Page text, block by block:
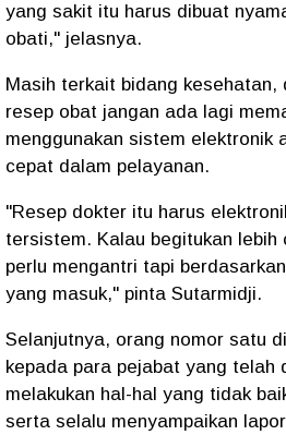
yang sakit itu harus dibuat
obati," jelasnya.
Masih terkait bidang kesehatan,
resep obat jangan ada lagi
menggunakan sistem elektronik
cepat dalam pelayanan.
"Resep dokter itu harus
tersistem. Kalau begitukan
perlu mengantri tapi
yang masuk," pinta Sutarmidji.
Selanjutnya, orang nomor satu
kepada para pejabat yang telah
melakukan hal-hal yang tidak
serta selalu menyampaikan